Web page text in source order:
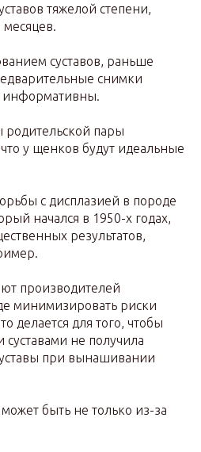
тяжелой степени,
месяцев.
суставов, раньше
снимки
информативны.
родительской пары
у щенков будут идеальные
с дисплазией в породе
начался в 1950-х годах,
результатов,
производителей
минимизировать риски
делается для того, чтобы
не получила
при вынашивании
быть не только из-за